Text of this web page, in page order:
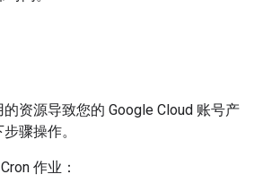
资源导致您的 Google Cloud 账号产
骤操作。
作业：